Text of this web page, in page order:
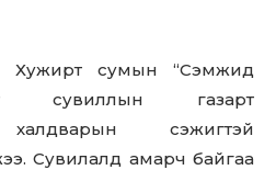
Хужирт сумын “Сэмжид
сувиллын газарт
халдварын сэжигтэй
Сувилалд амарч байгаа